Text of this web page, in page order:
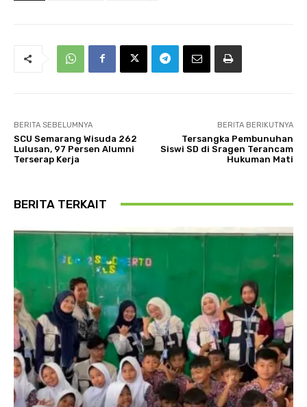
BERITA SEBELUMNYA
SCU Semarang Wisuda 262
Lulusan, 97 Persen Alumni
Terserap Kerja
BERITA BERIKUTNYA
Tersangka Pembunuhan
Siswi SD di Sragen Terancam
Hukuman Mati
BERITA TERKAIT